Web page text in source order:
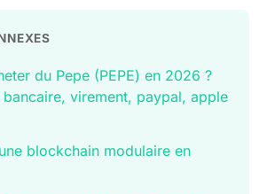
du Pepe (PEPE) en 2026 ?
virement, paypal, apple
blockchain modulaire en